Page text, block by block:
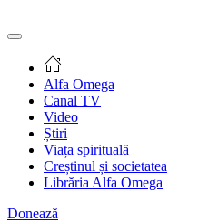
Alfa Omega
Canal TV
Video
Știri
Viața spirituală
Creștinul și societatea
Librăria Alfa Omega
Donează